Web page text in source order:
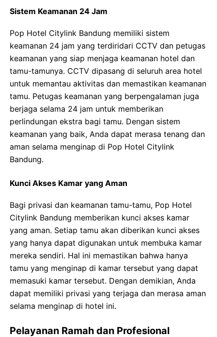
Sistem Keamanan 24 Jam
Pop Hotel Citylink Bandung memiliki sistem
keamanan 24 jam yang terdiridari CCTV dan petugas
keamanan yang siap menjaga keamanan hotel dan
tamu-tamunya. CCTV dipasang di seluruh area hotel
untuk memantau aktivitas dan memastikan keamanan
tamu. Petugas keamanan yang berpengalaman juga
berjaga selama 24 jam untuk memberikan
perlindungan ekstra bagi tamu. Dengan sistem
keamanan yang baik, Anda dapat merasa tenang dan
aman selama menginap di Pop Hotel Citylink
Bandung.
Kunci Akses Kamar yang Aman
Bagi privasi dan keamanan tamu-tamu, Pop Hotel
Citylink Bandung memberikan kunci akses kamar
yang aman. Setiap tamu akan diberikan kunci akses
yang hanya dapat digunakan untuk membuka kamar
mereka sendiri. Hal ini memastikan bahwa hanya
tamu yang menginap di kamar tersebut yang dapat
memasuki kamar tersebut. Dengan demikian, Anda
dapat memiliki privasi yang terjaga dan merasa aman
selama menginap di hotel ini.
Pelayanan Ramah dan Profesional